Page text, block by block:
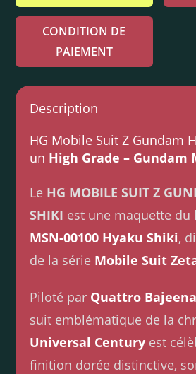
CONDITION DE
PAIEMENT
Description
HG Mobile Suit Z Gundam
un High Grade – Gundam
Le HG MOBILE SUIT Z
SHIKI est une maquette du
MSN-00100 Hyaku Shiki,
de la série Mobile Suit
Piloté par Quattro Bajeena
suit emblématique de la
Universal Century est
finition dorée distinctive,